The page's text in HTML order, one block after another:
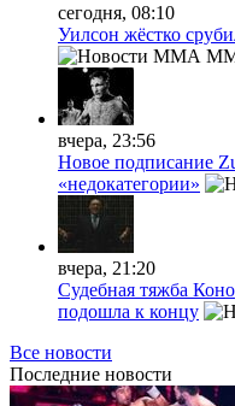
сегодня, 08:10
Уилсон жёстко
вчера, 23:56
Новое подписание
«недокатегории»
вчера, 21:20
Судебная тяжба
подошла к концу
Все новости
Последние новости